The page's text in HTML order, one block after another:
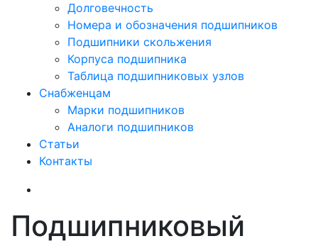
Долговечность
Номера и обозначения подшипников
Подшипники скольжения
Корпуса подшипника
Таблица подшипниковых узлов
Снабженцам
Марки подшипников
Аналоги подшипников
Статьи
Контакты
Подшипниковый